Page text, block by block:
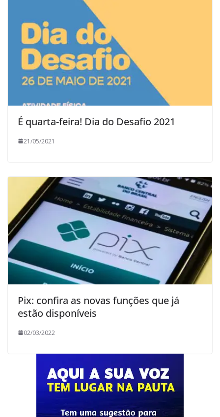
É quarta-feira! Dia do Desafio 2021
21/05/2021
Pix: confira as novas funções que já
estão disponíveis
02/03/2022